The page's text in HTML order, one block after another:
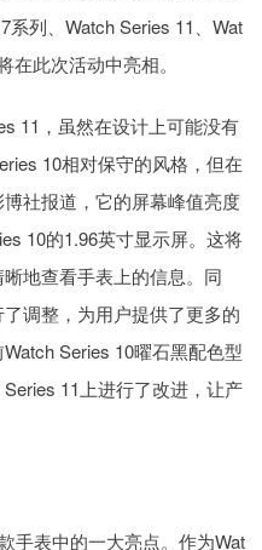
列、Watch Series 11、Wat
在此次活动中亮相。
11，虽然在设计上可能没有
10相对保守的风格，但在
社报道，它的屏幕峰值亮度
10的1.96英寸显示屏。这将
地查看手表上的信息。同
调整，为用户提供了更多的
Series 10曜石黑配色型
11上进行了改进，让产
手表中的一大亮点。作为Wat